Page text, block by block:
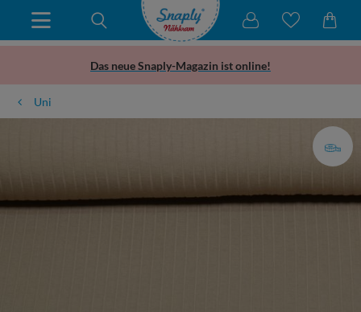
Das neue Snaply-Magazin ist online!
Uni